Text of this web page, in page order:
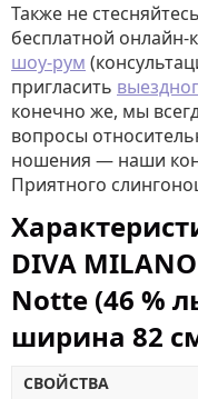
Также не
бесплатной онлайн-
шоу-рум
пригласить
конечно же, мы
вопросы
ношения — наши
Приятного
DIVA
Notte (46 %
ширина 82
СВОЙСТВА